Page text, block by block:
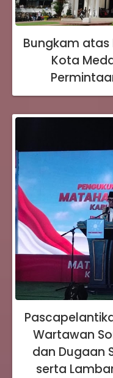
Bungkam atas
Kota
Wartawan
dan Dugaan
serta